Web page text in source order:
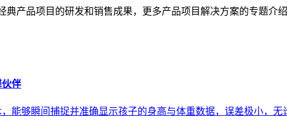
产品项目的研发和销售成果，更多产品项目解决方案的专题介绍
伙伴
能够瞬间捕捉并准确显示孩子的身高与体重数据，误差极小，